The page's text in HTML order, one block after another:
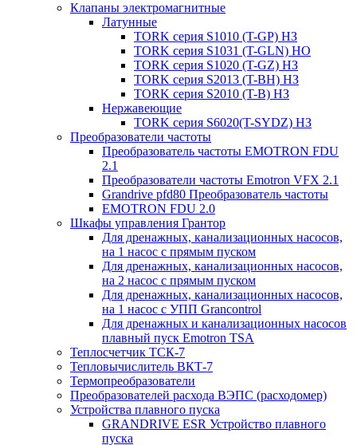
Клапаны электромагнитные
Латунные
TORK серия S1010 (T-GP) НЗ
TORK серия S1031 (T-GLN) НО
TORK серия S1020 (T-GZ) НЗ
TORK серия S2013 (T-BH) НЗ
TORK серия S2010 (T-B) НЗ
Нержавеющие
TORK серия S6020(T-SYDZ) НЗ
Преобразователи частоты
Преобразователь частоты EMOTRON FDU
2.1
Преобразователи частоты Emotron VFX 2.1
Grandrive pfd80 Преобразователь частоты
EMOTRON FDU 2.0
Шкафы управления Грантор
Для дренажных, канализационных насосов,
на 1 насос с прямым пуском
Для дренажных, канализационных насосов,
на 2 насос с прямым пуском
Для дренажных, канализационных насосов,
на 1 насос с УПП Grancontrol
Для дренажных и канализационных насосов
плавный пуск Emotron TSA
Теплосчетчик ТСК-7
Тепловычислитель ВКТ-7
Термопреобразователи
Преобразователей расхода ВЭПС (расходомер)
Устройства плавного пуска
GRANDRIVE ESR Устройство плавного
пуска